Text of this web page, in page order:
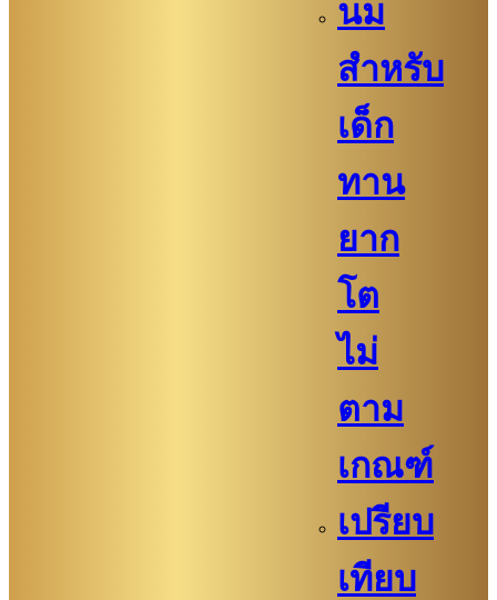
นม
สำหรับ
เด็ก
ทาน
ยาก
โต
ไม่
ตาม
เกณฑ์
เปรียบ
เทียบ